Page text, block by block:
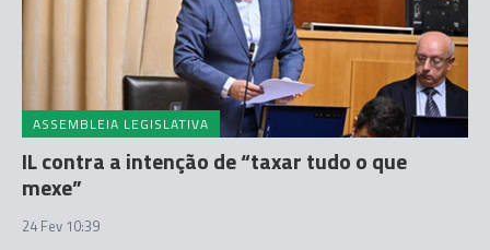
ASSEMBLEIA LEGISLATIVA
IL contra a intenção de “taxar tudo o que
mexe”
24 Fev 10:39